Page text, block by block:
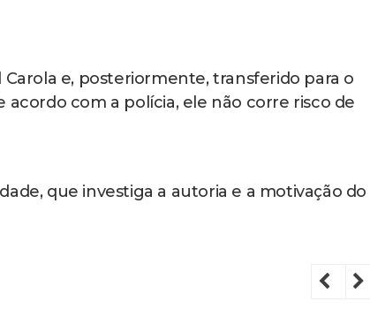
e, posteriormente, transferido para o
acordo com a polícia, ele não corre risco de
que investiga a autoria e a motivação do
Previous